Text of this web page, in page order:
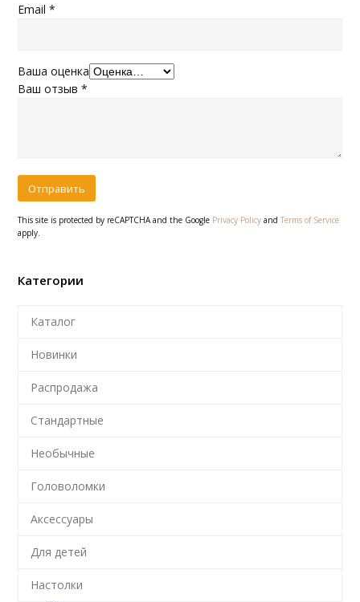
Email*
Ваша оценка
Ваш отзыв*
This site is protected by reCAPTCHA and the Google Privacy Policy andTerms of Service
apply.
Категории
Каталог
Новинки
Распродажа
Стандартные
Необычные
Головоломки
Аксессуары
Для детей
Настолки